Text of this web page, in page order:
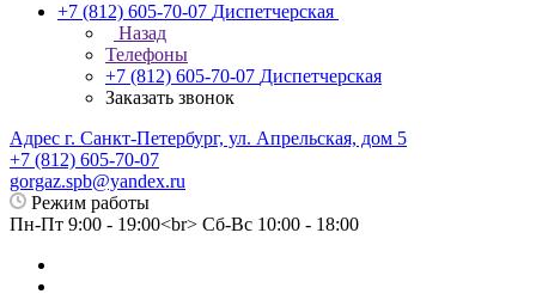
+7 (812) 605-70-07 Диспетчерская
Назад
Телефоны
+7 (812) 605-70-07 Диспетчерская
Заказать звонок
Адрес г. Санкт-Петербург, ул. Апрельская, дом 5
+7 (812) 605-70-07
gorgaz.spb@yandex.ru
Режим работы
Пн-Пт 9:00 - 19:00<br> Сб-Вс 10:00 - 18:00